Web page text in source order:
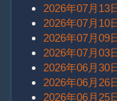
2026年07月13
2026年07月10
2026年07月09
2026年07月03
2026年06月30
2026年06月26
2026年06月25